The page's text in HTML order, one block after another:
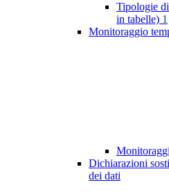
Tipologie
in tabelle) 1
Monitoraggio
Dichiarazioni
dei dati